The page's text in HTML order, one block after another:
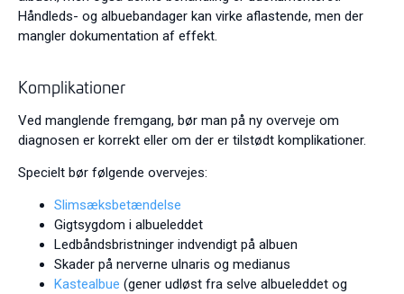
Håndleds- og albuebandager kan virke aflastende, men der
mangler dokumentation af effekt.
Komplikationer
Ved manglende fremgang, bør man på ny overveje om
diagnosen er korrekt eller om der er tilstødt komplikationer.
Specielt bør følgende overvejes:
Slimsæksbetændelse
Gigtsygdom i albueleddet
Ledbåndsbristninger indvendigt på albuen
Skader på nerverne ulnaris og medianus
Kastealbue (gener udløst fra selve albueleddet og